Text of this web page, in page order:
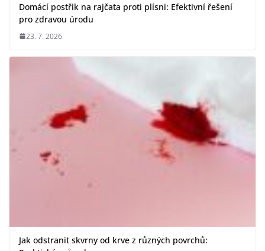
Domácí postřik na rajčata proti plísni: Efektivní řešení
pro zdravou úrodu
23. 7. 2026
Jak odstranit skvrny od krve z různých povrchů: